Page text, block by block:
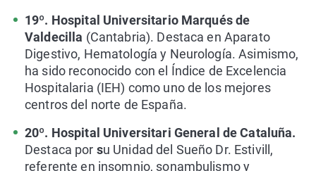
19º. Hospital Universitario Marqués de
Valdecilla (Cantabria). Destaca en Aparato
Digestivo, Hematología y Neurología. Asimismo,
ha sido reconocido con el Índice de Excelencia
Hospitalaria (IEH) como uno de los mejores
centros del norte de España.
20º. Hospital Universitari General de Cataluña.
Destaca por su Unidad del Sueño Dr. Estivill,
referente en insomnio, sonambulismo y